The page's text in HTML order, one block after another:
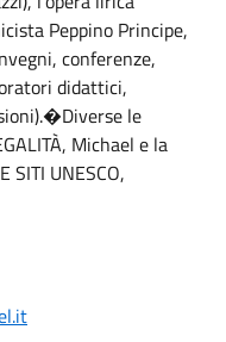
Peppino Principe,
conferenze,
didattici,
le
Michael e la
SITI UNESCO,